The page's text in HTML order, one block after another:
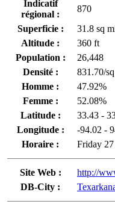
Indicatif
régional :
870
Superficie :
31.8 sq
Altitude :
360 ft
Population :
26,448
Densité :
831.70/
Homme :
47.92%
Femme :
52.08%
Latitude :
33.43 -
Longitude :
-94.02 -
Horaire :
Friday
Site Web :
http://
DB-City :